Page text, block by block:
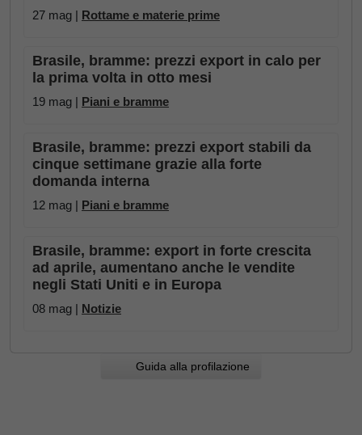
27 mag | Rottame e materie prime
Brasile, bramme: prezzi export in calo per
la prima volta in otto mesi
19 mag | Piani e bramme
Brasile, bramme: prezzi export stabili da
cinque settimane grazie alla forte
domanda interna
12 mag | Piani e bramme
Brasile, bramme: export in forte crescita
ad aprile, aumentano anche le vendite
negli Stati Uniti e in Europa
08 mag | Notizie
Guida alla profilazione